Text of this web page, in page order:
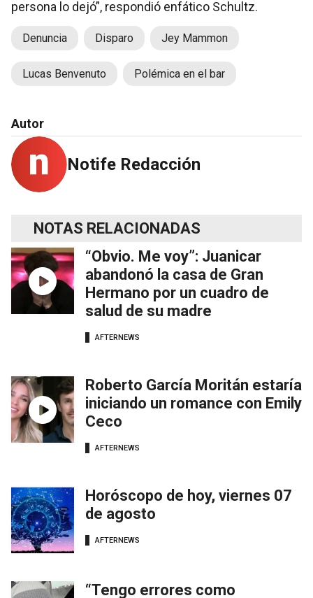
persona lo dejó”, respondió enfático Schultz.
Denuncia Disparo Jey Mammon
Lucas Benvenuto Polémica en el bar
Autor
Notife Redacción
NOTAS RELACIONADAS
“Obvio. Me voy”: Juanicar
abandonó la casa de Gran
Hermano por un cuadro de
salud de su madre
AFTERNEWS
Roberto García Moritán estaría
iniciando un romance con Emily
Ceco
AFTERNEWS
Horóscopo de hoy, viernes 07
de agosto
AFTERNEWS
“Tengo errores como